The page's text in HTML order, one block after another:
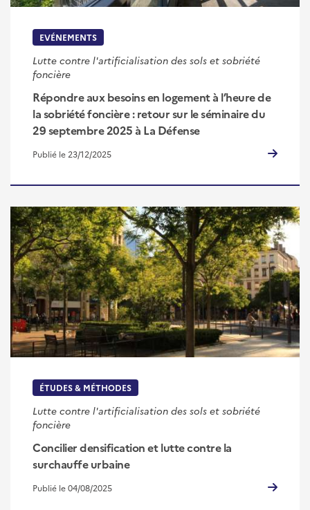
EVÉNEMENTS
Lutte contre l'artificialisation des sols et sobriété
foncière
Répondre aux besoins en logement à l’heure de
la sobriété foncière : retour sur le séminaire du
29 septembre 2025 à La Défense
Publié le 23/12/2025
ÉTUDES & MÉTHODES
Lutte contre l'artificialisation des sols et sobriété
foncière
Concilier densification et lutte contre la
surchauffe urbaine
Publié le 04/08/2025